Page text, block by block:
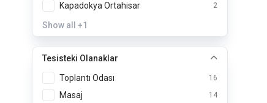
Kapadokya Ortahisar 2
Show all +1
Tesisteki Olanaklar
Toplantı Odası
16
Masaj 14